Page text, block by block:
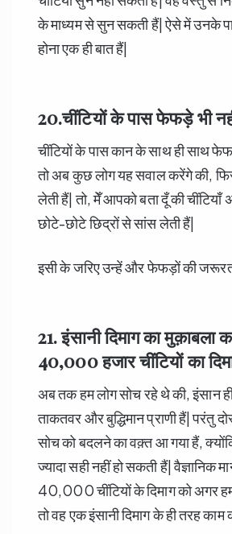
के माध्यम से सुन सकती हैं| ऐसे में उनके
होना एक ही बात हैं|
20.चींटियों के पास फेफड़े भी
चींटियों के पास कान के साथ ही साथ
तो अब कुछ लोग यह सवाल करेंगे की,
लेती हैं| तो, मेँ आपको बता दूँ की चींटियाँ
छोटे-छोटे छिद्रों से सांस लेती हैं|
इसी के जरिए उन्हें और फेफड़ों की जरूरत
21. इंसानी दिमाग का मुक़ाबला
40,000हजारचींटियोंका
अब तक हम लोग सोच रहे थे की, इंसान
ताकतवर और बुद्धिमान प्राणी हैं| परंतु
सोच को बदलने का वक़्त आ गया हैं,
ज्यादा सही नहीं हो सकती हैं| वैज्ञानिक
40,000 चींटियों के दिमाग को अगर
तो वह एक इंसानी दिमाग के ही तरह